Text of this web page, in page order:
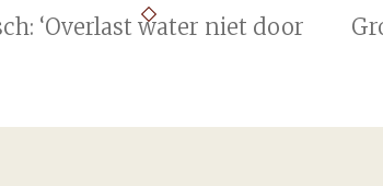
‘Overlast water niet door